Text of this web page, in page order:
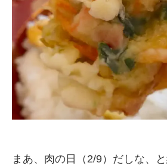
まあ、肉の日（2/9）だしな、